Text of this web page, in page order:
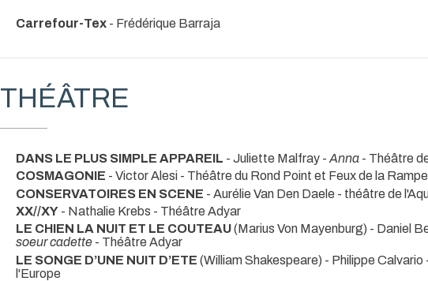
Carrefour-Tex - Frédérique Barraja
THÉÂTRE
DANS LE PLUS SIMPLE APPAREIL - Juliette Malfray - Anna - Théâtre
COSMAGONIE - Victor Alesi - Théâtre du Rond Point et Feux de la Rampe
CONSERVATOIRES EN SCENE - Aurélie Van Den Daele - théâtre de
XX//XY - Nathalie Krebs - Théâtre Adyar
LE CHIEN LA NUIT ET LE COUTEAU(Marius Von Mayenburg) - Daniel
soeur cadette - Théâtre Adyar
LE SONGE D’UNE NUIT D’ETE (William Shakespeare) - Philippe Calvario
l'Europe